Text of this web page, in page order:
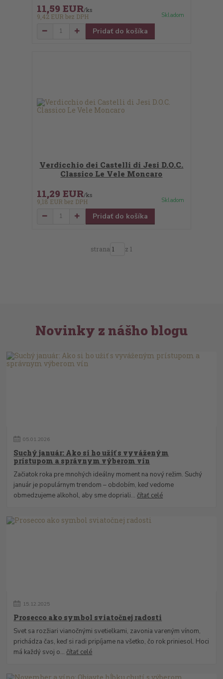
11,59 EUR/ks
9,42 EUR bez DPH Skladom
Pridať do košíka
Verdicchio dei Castelli di Jesi D.O.C.
Classico Le Vele Moncaro
11,29 EUR/ks
9,18 EUR bez DPH Skladom
Pridať do košíka
strana z 1
Novinky z nášho blogu
05.01.2026
Suchý január: Ako si ho užiť s vyváženým
prístupom a správnym výberom vín
Začiatok roka pre mnohých ideálny moment na nový režim. Suchý
január je populárnym trendom – obdobím, keď vedome
obmedzujeme alkohol, aby sme dopriali...čítať celé
15. 12.2025
Prosecco ako symbol sviatočnej radosti
Svet sa rozžiari vianočnými svetielkami, zavonia vareným vínom,
prichádza čas, keď si radi pripíjame na všetko, čo rok priniesol. Hoci
má každý svoj o...čítať celé